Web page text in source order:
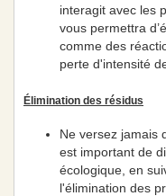
interagit avec les
vous permettra
comme des
perte d'intensité
Élimination des résidus
Ne versez jamais
est important de
écologique, en
l'élimination des